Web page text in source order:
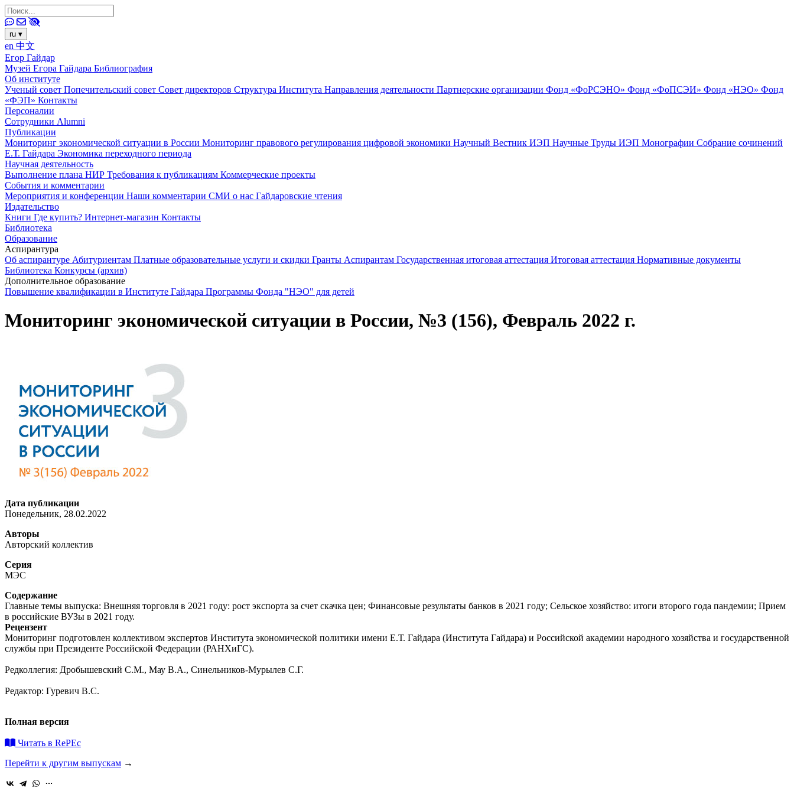
ru ▾
en 中文
Егор Гайдар
Музей Егора Гайдара Библиография
Об институте
Ученый совет Попечительский совет Совет директоров Структура Института Направления деятельности Партнерские организации Фонд «ФоРСЭНО» Фонд «ФоПСЭИ» Фонд «НЭО» Фонд
«ФЭП» Контакты
Персоналии
Сотрудники Alumni
Публикации
Мониторинг экономической ситуации в России Мониторинг правового регулирования цифровой экономики Научный Вестник ИЭП Научные Труды ИЭП Монографии Собрание сочинений
Е.Т. Гайдара Экономика переходного периода
Научная деятельность
Выполнение плана НИР Требования к публикациям Коммерческие проекты
События и комментарии
Мероприятия и конференции Наши комментарии СМИ о нас Гайдаровские чтения
Издательство
Книги Где купить? Интернет-магазин Контакты
Библиотека
Образование
Аспирантура
Об аспирантуре Абитуриентам Платные образовательные услуги и скидки Гранты Аспирантам Государственная итоговая аттестация Итоговая аттестация Нормативные документы
Библиотека Конкурсы (архив)
Дополнительное образование
Повышение квалификации в Институте Гайдара Программы Фонда "НЭО" для детей
Мониторинг экономической ситуации в России, №3 (156), Февраль 2022 г.
Дата публикации
Понедельник, 28.02.2022
Авторы
Авторский коллектив
Серия
МЭС
Содержание
Главные темы выпуска: Внешняя торговля в 2021 году: рост экспорта за счет скачка цен; Финансовые результаты банков в 2021 году; Сельское хозяйство: итоги второго года пандемии; Прием
в российские ВУЗы в 2021 году.
Рецензент
Мониторинг подготовлен коллективом экспертов Института экономической политики имени Е.Т. Гайдара (Института Гайдара) и Российской академии народного хозяйства и государственной
службы при Президенте Российской Федерации (РАНХиГС).
Редколлегия: Дробышевский С.М., Мау В.А., Синельников-Мурылев С.Г.
Редактор: Гуревич В.С.
Полная версия
Читать в RePEc
Перейти к другим выпускам →